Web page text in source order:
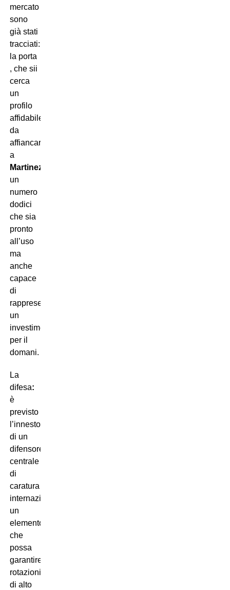
mercato
sono
già stati
tracciati:
la porta
, che sii
cerca
un
profilo
affidabile
da
affiancare
a
Martinez
un
numero
dodici
che sia
pronto
all’uso
ma
anche
capace
di
rappresentare
un
investimento
per il
domani.
La
difesa:
è
previsto
l’innesto
di un
difensore
centrale
di
caratura
internazionale,
un
elemento
che
possa
garantire
rotazioni
di alto